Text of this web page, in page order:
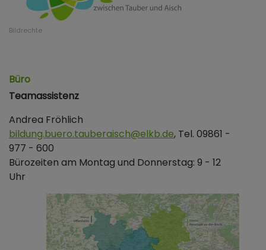
Bildrechte
Büro
Teamassistenz
Andrea Fröhlich
bildung.buero.tauberaisch@elkb.de, Tel. 09861 -
977 - 600
Bürozeiten am Montag und Donnerstag: 9 - 12
Uhr